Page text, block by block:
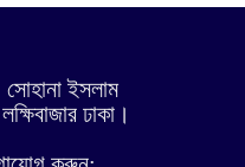
ইসলাম
ঢাকা।